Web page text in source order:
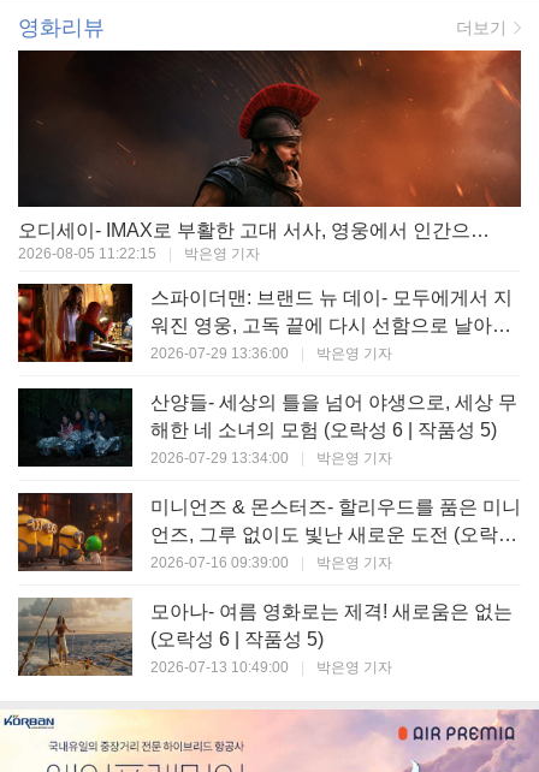
영화리뷰 더보기
오디세이- IMAX로 부활한 고대 서사, 영웅에서 인간으로의 귀환 (오락성 9 | 작품성 9)
2026-08-05 11:22:15 박은영 기자
스파이더맨: 브랜드 뉴 데이- 모두에게서 지
워진 영웅, 고독 끝에 다시 선함으로 날아오
르다 (오락성 8 | 작품성 8)
2026-07-29 13:36:00 박은영 기자
산양들- 세상의 틀을 넘어 야생으로, 세상 무
해한 네 소녀의 모험 (오락성 6 | 작품성 5)
2026-07-29 13:34:00 박은영 기자
미니언즈 & 몬스터즈- 할리우드를 품은 미니
언즈, 그루 없이도 빛난 새로운 도전 (오락성
7 | 작품성 6)
2026-07-16 09:39:00 박은영 기자
모아나- 여름 영화로는 제격! 새로움은 없는
(오락성 6 | 작품성 5)
2026-07-13 10:49:00 박은영 기자